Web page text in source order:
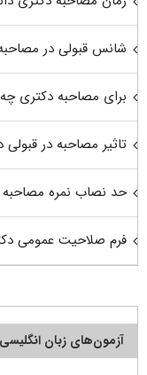
شانس قبولی در
برای مصاحبه دکتری
تاثیر مصاحبه در قبولی
حد نصاب نمره
فرم صلاحیت عمومی
آزمون‌های زبان انگلیسی